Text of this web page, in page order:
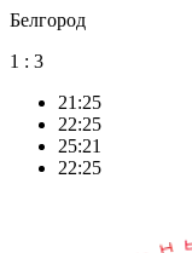
Белгород
1 : 3
21:25
22:25
25:21
22:25